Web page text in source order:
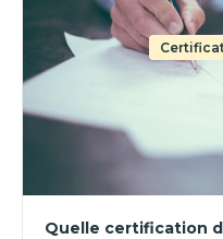
Quelle certification